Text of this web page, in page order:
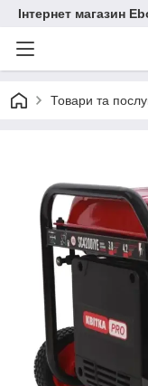
Інтернет магазин
Товари та